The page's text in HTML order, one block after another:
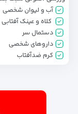
آب و لیوان شخصی
کلاه و عینک
دستمال سر
داروهای شخصی
کرم ضدآفتاب